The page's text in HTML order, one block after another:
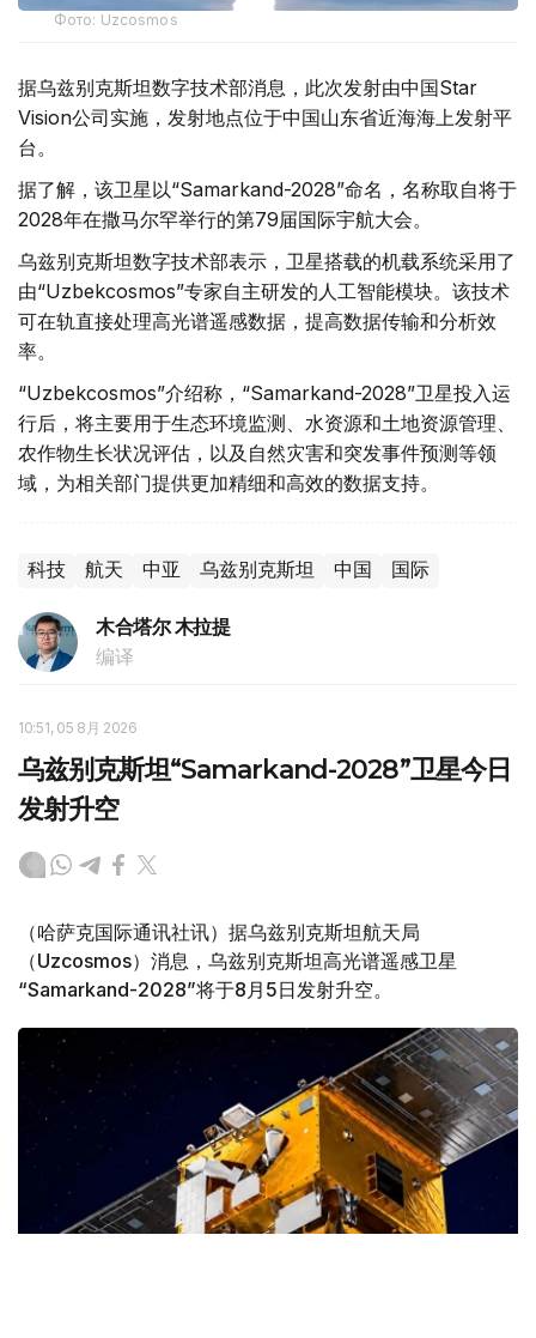
Фото: Uzcosmos
据乌兹别克斯坦数字技术部消息，此次发射由中国Star
Vision公司实施，发射地点位于中国山东省近海海上发射平
台。
据了解，该卫星以“Samarkand-2028”命名，名称取自将于
2028年在撒马尔罕举行的第79届国际宇航大会。
乌兹别克斯坦数字技术部表示，卫星搭载的机载系统采用了
由“Uzbekcosmos”专家自主研发的人工智能模块。该技术
可在轨直接处理高光谱遥感数据，提高数据传输和分析效
率。
“Uzbekcosmos”介绍称，“Samarkand-2028”卫星投入运
行后，将主要用于生态环境监测、水资源和土地资源管理、
农作物生长状况评估，以及自然灾害和突发事件预测等领
域，为相关部门提供更加精细和高效的数据支持。
科技 航天 中亚 乌兹别克斯坦 中国 国际
木合塔尔 木拉提
编译
10:51, 05 8月 2026
乌兹别克斯坦“Samarkand-2028”卫星今日
发射升空
（哈萨克国际通讯社讯）据乌兹别克斯坦航天局
（Uzcosmos）消息，乌兹别克斯坦高光谱遥感卫星
“Samarkand-2028”将于8月5日发射升空。